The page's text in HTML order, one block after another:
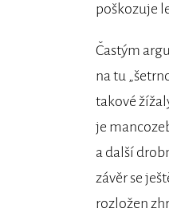
poškozuje
Častým
na tu
takové
je
a další
závěr se
rozložen